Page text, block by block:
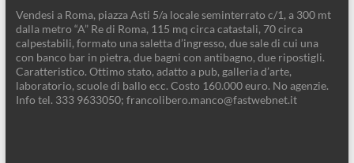
Vendesi a Roma, piazza Asti 5/a locale seminterrato c/1, a 300 mt
dalla metro “A” Re di Roma, 115 mq circa catastali, 70 circa
calpestabili, formato una saletta d’ingresso, due sale di cui una
con banco bar in pietra, due bagni con antibagno, due ripostigli.
Caratteristico. Ottimo stato, adatto a pub, galleria d’arte,
laboratorio, scuole di ballo ecc. Costo 160.000 euro. No agenzie.
Info tel. 333 9633050; francolibero.manco@fastwebnet.it